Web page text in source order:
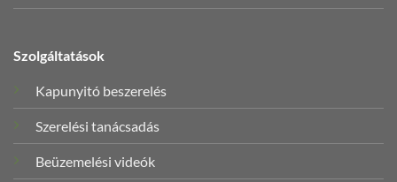
Szolgáltatások
Kapunyitó beszerelés
Szerelési tanácsadás
Beüzemelési videók